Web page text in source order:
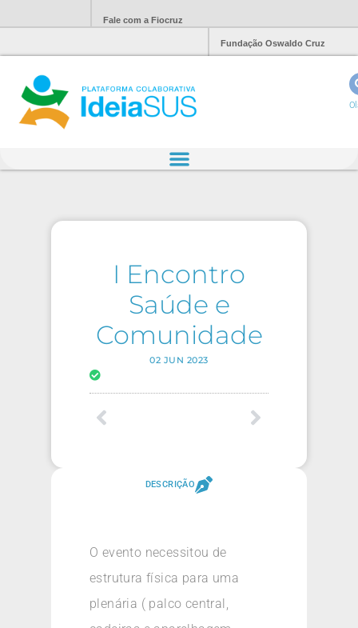
Fale com a Fiocruz
Fundação Oswaldo Cruz
I Encontro
Saúde e
Comunidade
02 JUN 2023
DESCRIÇÃO
O evento necessitou de
estrutura física para uma
plenária ( palco central,